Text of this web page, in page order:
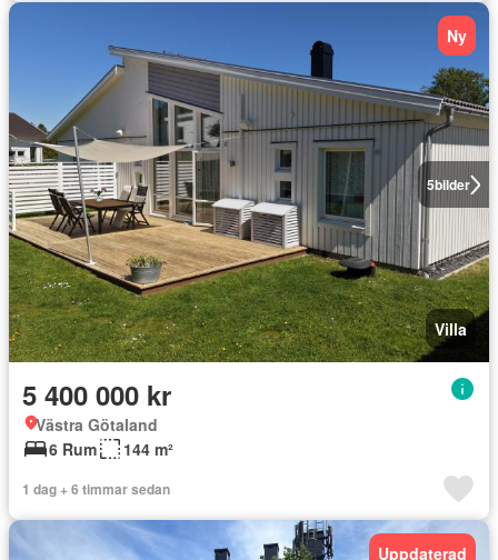
5bilder
Ny
Villa
5 400 000 kr
Västra Götaland
6 Rum
144 m²
1 dag + 6 timmar sedan
Uppdaterad